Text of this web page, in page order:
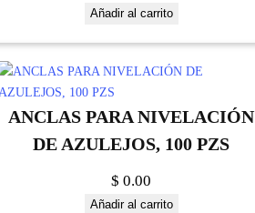
Añadir al carrito
ANCLAS PARA NIVELACIÓN
DE AZULEJOS, 100 PZS
$ 0.00
Añadir al carrito